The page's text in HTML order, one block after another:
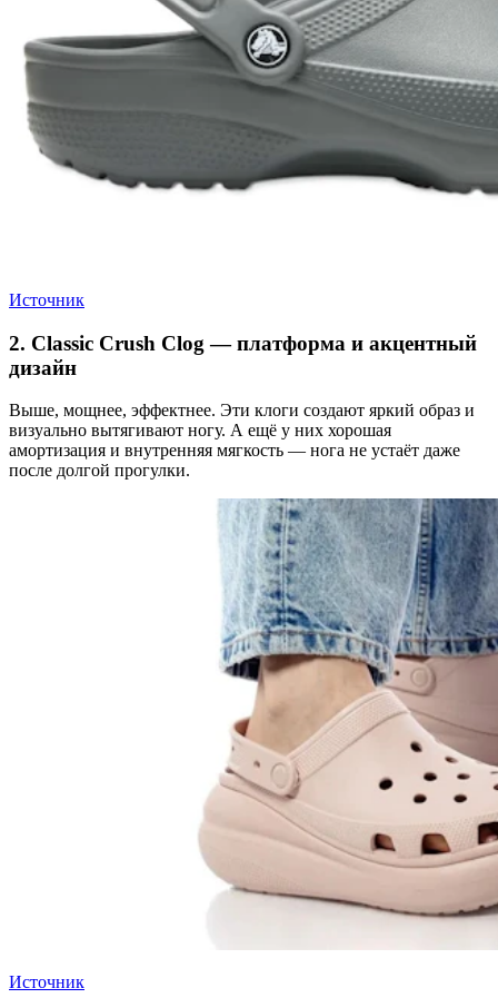
Источник
2. Classic Crush Clog — платформа и акцентный
дизайн
Выше, мощнее, эффектнее. Эти клоги создают яркий образ и
визуально вытягивают ногу. А ещё у них хорошая
амортизация и внутренняя мягкость — нога не устаёт даже
после долгой прогулки.
Источник